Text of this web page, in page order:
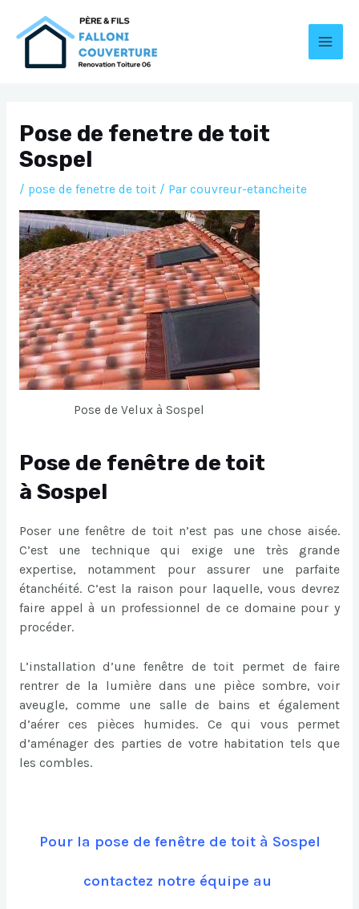
Pose de fenetre de toit
Sospel
/ pose de fenetre de toit/ Par couvreur-etancheite
Pose de Velux à Sospel
Pose de fenêtre de toit
à Sospel
Poser une fenêtre de toit n’est pas une chose aisée.
C’est une technique qui exige une très grande
expertise, notamment pour assurer une parfaite
étanchéité. C’est la raison pour laquelle, vous devrez
faire appel à un professionnel de ce domaine pour y
procéder.
L’installation d’une fenêtre de toit permet de faire
rentrer de la lumière dans une pièce sombre, voir
aveugle, comme une salle de bains et également
d’aérer ces pièces humides. Ce qui vous permet
d’aménager des parties de votre habitation tels que
les combles.
Pour la pose de fenêtre de toit à Sospel
contactez notre équipe au